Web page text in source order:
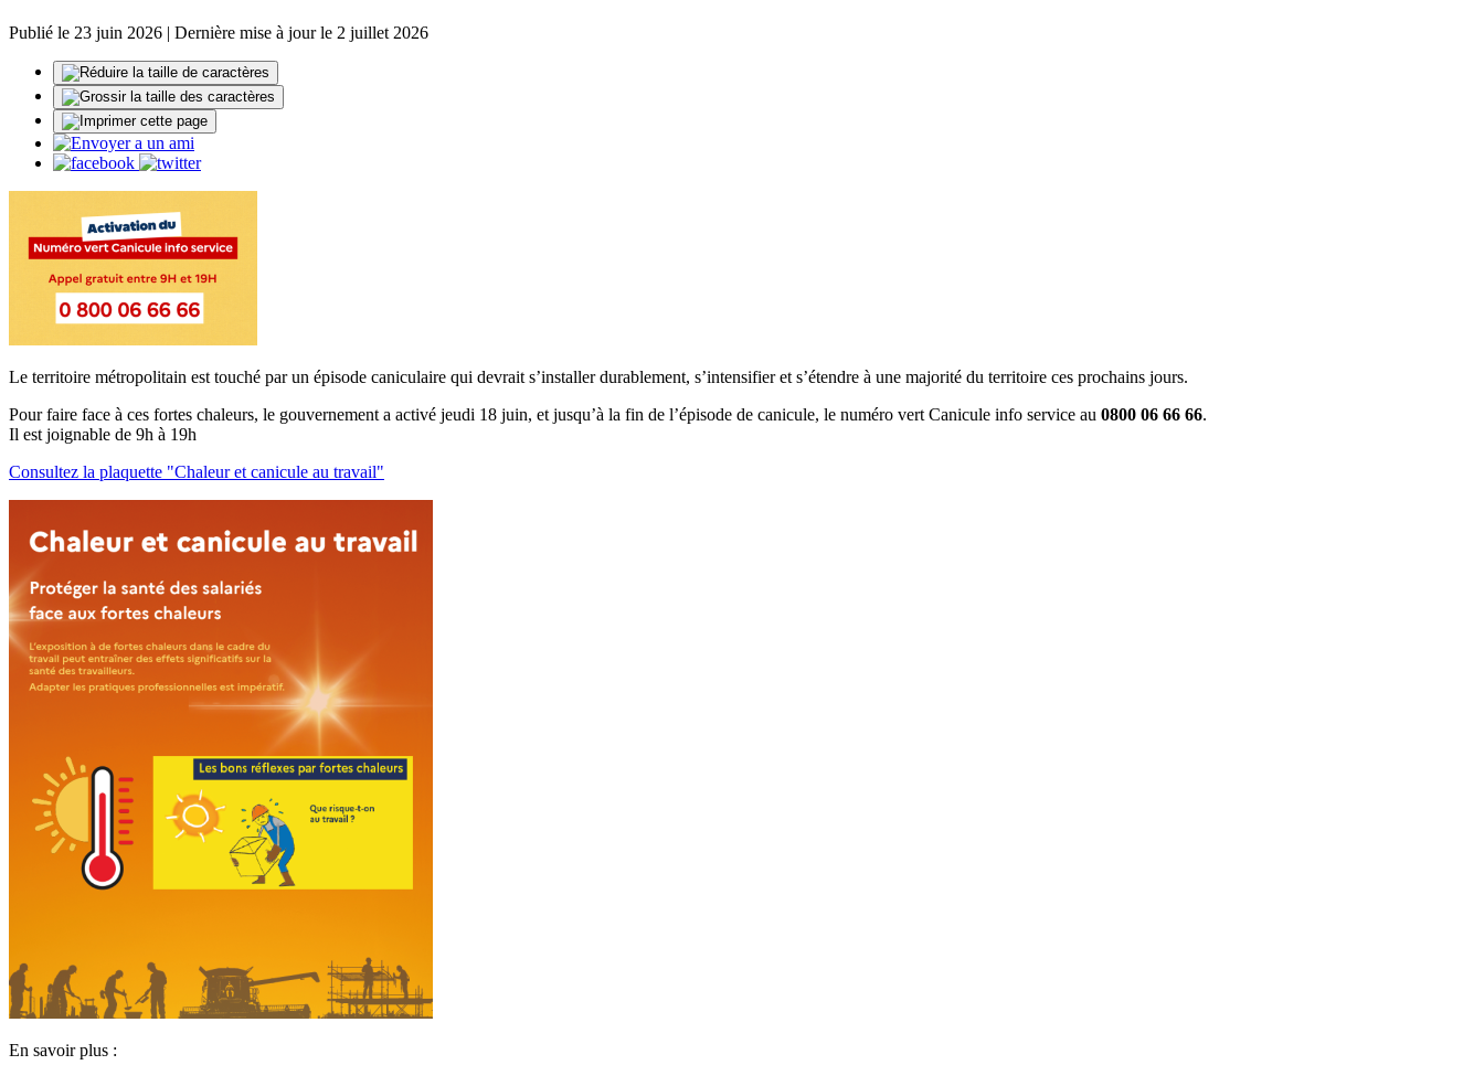
Publié le 23 juin 2026 | Dernière mise à jour le 2 juillet 2026
Le territoire métropolitain est touché par un épisode caniculaire qui devrait s’installer durablement, s’intensifier et s’étendre à une majorité du territoire ces prochains jours.
Pour faire face à ces fortes chaleurs, le gouvernement a activé jeudi 18 juin, et jusqu’à la fin de l’épisode de canicule, le numéro vert Canicule info service au 0800 06 66 66.
Il est joignable de 9h à 19h
Consultez la plaquette "Chaleur et canicule au travail"
En savoir plus :